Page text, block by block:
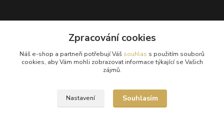
Obchodní podmínky
Ochrana osobních údajů
Kontakty
Reklamační řád
Zpracování cookies
Náš e-shop a partneři potřebují Váš souhlas s použitím souborů
cookies, aby Vám mohli zobrazovat informace týkající se Vašich
zájmů.
Nastavení Souhlasím